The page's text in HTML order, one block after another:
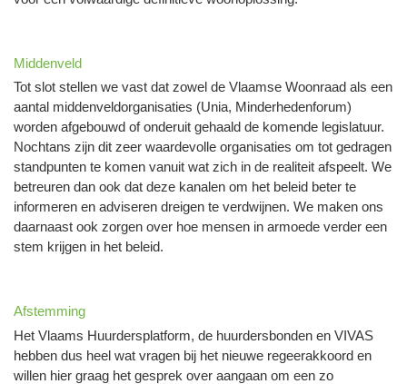
Middenveld
Tot slot stellen we vast dat zowel de Vlaamse Woonraad als een
aantal middenveldorganisaties (Unia, Minderhedenforum)
worden afgebouwd of onderuit gehaald de komende legislatuur.
Nochtans zijn dit zeer waardevolle organisaties om tot gedragen
standpunten te komen vanuit wat zich in de realiteit afspeelt. We
betreuren dan ook dat deze kanalen om het beleid beter te
informeren en adviseren dreigen te verdwijnen. We maken ons
daarnaast ook zorgen over hoe mensen in armoede verder een
stem krijgen in het beleid.
Afstemming
Het Vlaams Huurdersplatform, de huurdersbonden en VIVAS
hebben dus heel wat vragen bij het nieuwe regeerakkoord en
willen hier graag het gesprek over aangaan om een zo